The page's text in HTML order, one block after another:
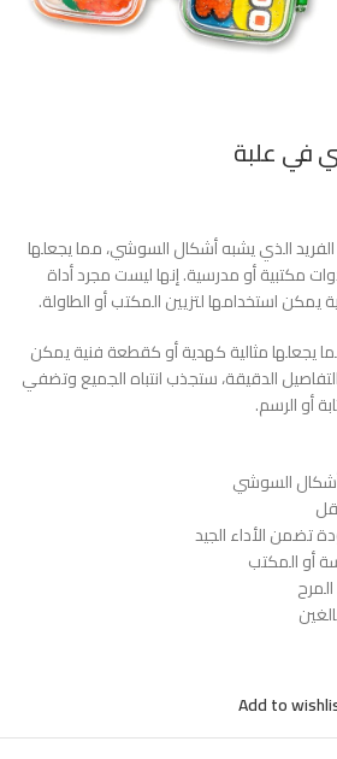
في علبة
الذي يشبه أشكال السوشي، مما يجعلها
مكتبية أو مدرسية. إنها ليست مجرد أداة
استخدامها لتزيين المكتب أو الطاولة.
يجعلها مثالية كهدية أو كقطعة فنية يمكن
الدقيقة، ستجذب انتباه الجميع وتضفي
أو الرسم.
السوشي
تضمن الأداء الجيد
أو المكتب
Add to